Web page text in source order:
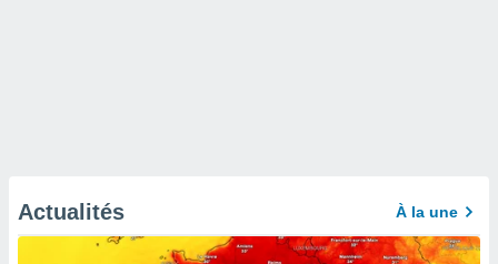
Actualités À la une